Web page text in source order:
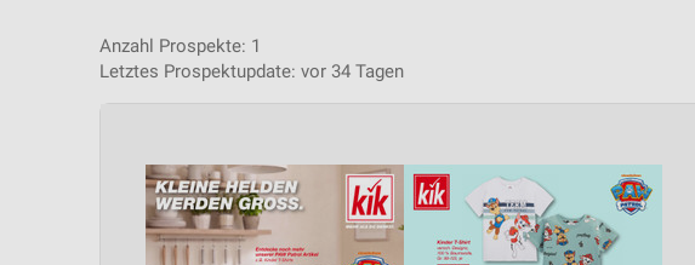
Anzahl Prospekte: 1
Letztes Prospektupdate: vor 34 Tagen